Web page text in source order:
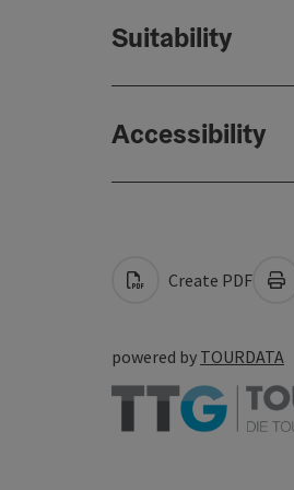
Suitability
Accessibility
Create PDF
powered by TOURDATA